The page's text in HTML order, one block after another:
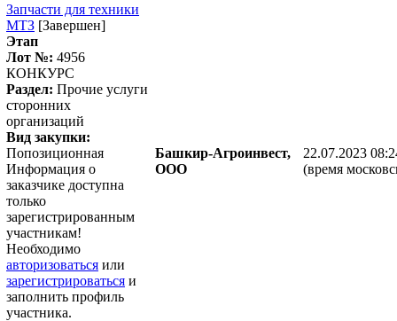
Запчасти для техники
МТЗ [Завершен]
Этап
Лот №: 4956
КОНКУРС
Раздел: Прочие услуги
сторонних
организаций
Вид закупки:
Попозиционная
Информация о
заказчике доступна
только
зарегистрированным
участникам!
Необходимо
авторизоваться или
зарегистрироваться и
заполнить профиль
участника.
Башкир-Агроинвест,
ООО
22.07.2023
(время